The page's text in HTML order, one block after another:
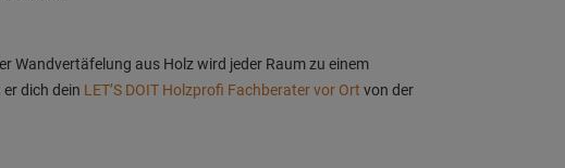
Wandvertäfelung aus Holz wird jeder Raum zu einem
dich dein LET’S DOIT Holzprofi Fachberater vor Ort von der